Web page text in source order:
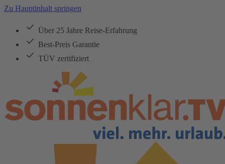
Zu Hauptinhalt springen
Über 25 Jahre Reise-Erfahrung
Best-Preis Garantie
TÜV zertifiziert